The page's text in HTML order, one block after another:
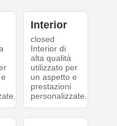
Interior
closed
Interior di
alta qualità
utilizzato per
un aspetto e
prestazioni
personalizzate.